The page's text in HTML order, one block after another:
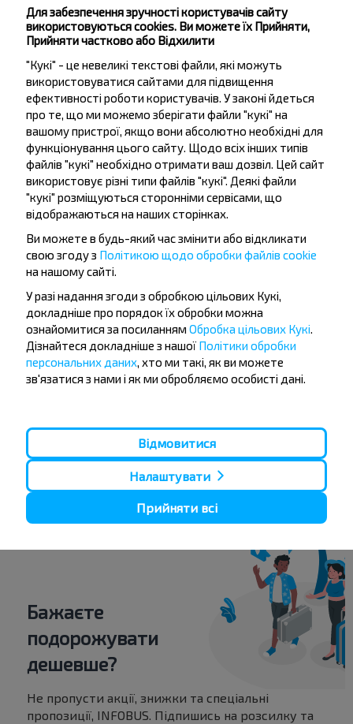
Пн, Вт, Ср, Чт, Пт
18:42
ост. Почта
1 38
20:20
Могильов
Автовокзал, ул. Ленинская 93
—Гонча, Кличевский р-н МОГИЛЕВСКАЯ ОБЛ. Беларусь
—Гончанское Т/п, Кличевский р-н МОГИЛЕВСКАЯ ОБЛ.
Беларусь
—Долгое—Чечевичи, Быховский р-н
МОГИЛЕВСКАЯ ОБЛ.—Глухская селиба, Быховский р-н
МОГИЛЕВСКАЯ ОБЛ.—Могильов
Деталі рейсу Купити
Кличев АС
ост.Автопарк
ост. Почта
ост. Больница
ост. Мехустановка
Кличев АП-16
Бажаєте
подорожувати
дешевше?
Не пропусти акції, знижки та спеціальні
пропозиції, INFOBUS. Підпишись на розсилку та
Для забезпечення зручності користувачів сайту
використовуються cookies. Ви можете їх Прийняти,
Прийняти частково або Відхилити
"Кукі" - це невеликі текстові файли, які можуть
використовуватися сайтами для підвищення
ефективності роботи користувачів. У законі йдеться
про те, що ми можемо зберігати файли "кукі" на
вашому пристрої, якщо вони абсолютно необхідні для
функціонування цього сайту. Щодо всіх інших типів
файлів "кукі" необхідно отримати ваш дозвіл. Цей сайт
використовує різні типи файлів "кукі". Деякі файли
"кукі" розміщуються сторонніми сервісами, що
відображаються на наших сторінках.
Ви можете в будь-який час змінити або відкликати
свою згоду з Політикою щодо обробки файлів cookie
на нашому сайті.
У разі надання згоди з обробкою цільових Кукі,
докладніше про порядок їх обробки можна
ознайомитися за посиланням Обробка цільових Кукі.
Дізнайтеся докладніше з нашої Політики обробки
персональних даних, хто ми такі, як ви можете
зв'язатися з нами і як ми обробляємо особисті дані.
Відмовитися
Налаштувати
Прийняти всі